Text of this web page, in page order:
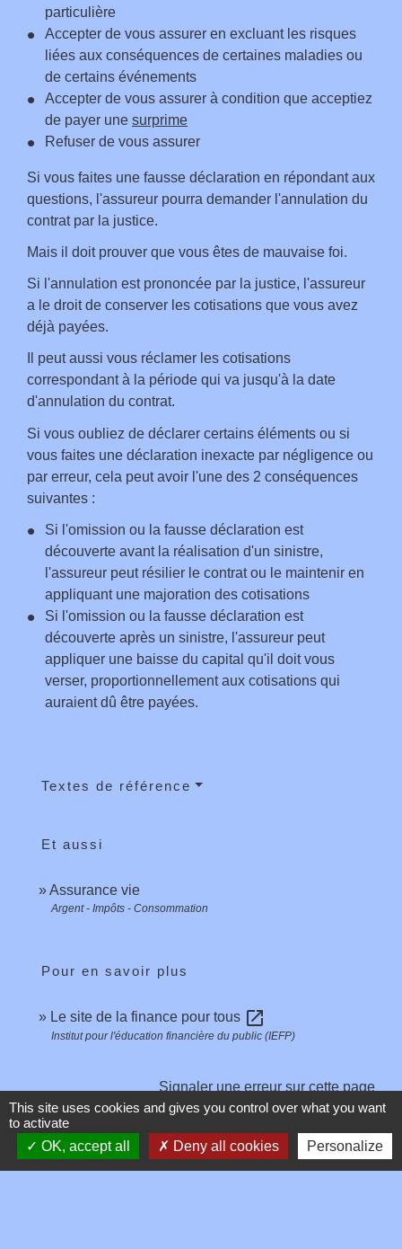
particulière
Accepter de vous assurer en excluant les risques
liées aux conséquences de certaines maladies ou
de certains événements
Accepter de vous assurer à condition que acceptiez
de payer une surprime
Refuser de vous assurer
Si vous faites une fausse déclaration en répondant aux
questions, l'assureur pourra demander l'annulation du
contrat par la justice.
Mais il doit prouver que vous êtes de mauvaise foi.
Si l'annulation est prononcée par la justice, l'assureur
a le droit de conserver les cotisations que vous avez
déjà payées.
Il peut aussi vous réclamer les cotisations
correspondant à la période qui va jusqu'à la date
d'annulation du contrat.
Si vous oubliez de déclarer certains éléments ou si
vous faites une déclaration inexacte par négligence ou
par erreur, cela peut avoir l'une des 2 conséquences
suivantes :
Si l'omission ou la fausse déclaration est
découverte avant la réalisation d'un sinistre,
l'assureur peut résilier le contrat ou le maintenir en
appliquant une majoration des cotisations
Si l'omission ou la fausse déclaration est
découverte après un sinistre, l'assureur peut
appliquer une baisse du capital qu'il doit vous
verser, proportionnellement aux cotisations qui
auraient dû être payées.
Textes de référence
Et aussi
Assurance vie
Argent - Impôts - Consommation
Pour en savoir plus
Le site de la finance pour tous open_in_new
Institut pour l'éducation financière du public (IEFP)
Signaler une erreur sur cette page
This site uses cookies and gives you control over what you want
to activate
OK, accept all
Deny all cookies Personalize